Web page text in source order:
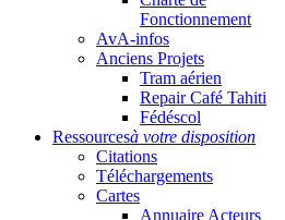
Fonctionnement
AvA-infos
Anciens Projets
Tram aérien
Repair Café Tahiti
Fédéscol
Ressourcesà votre disposition
Citations
Téléchargements
Cartes
Annuaire Acteurs